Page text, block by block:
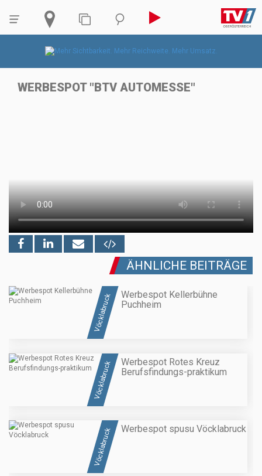
WERBESPOT "BTV AUTOMESSE"
ÄHNLICHE BEITRÄGE
Vöcklabruck
Werbespot Kellerbühne
Puchheim
Vöcklabruck
Werbespot Rotes Kreuz
Berufsfindungs-praktikum
Vöcklabruck Werbespot spusu Vöcklabruck